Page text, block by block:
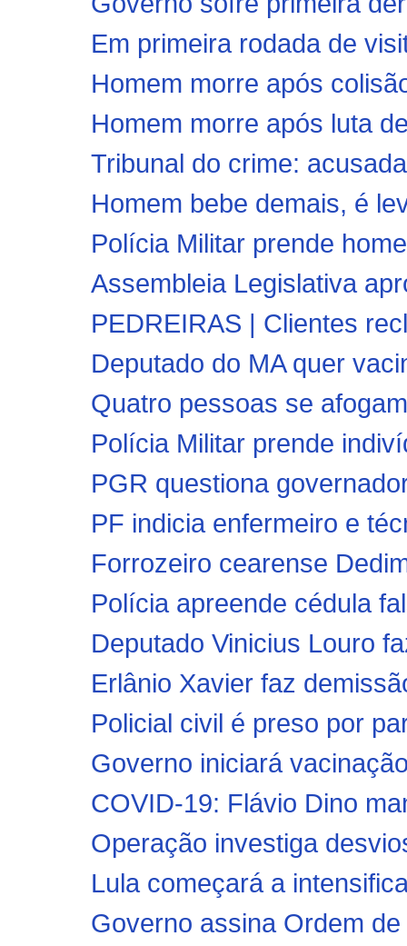
Em primeira rodada de
Homem morre após
Homem morre após luta
Tribunal do crime:
Homem bebe demais, é
Polícia Militar prende
Assembleia Legislativa
PEDREIRAS | Clientes
Deputado do MA quer
Quatro pessoas se
Polícia Militar prende
PGR questiona
PF indicia enfermeiro e
Forrozeiro cearense
Polícia apreende cédula
Deputado Vinicius Louro
Erlânio Xavier faz
Policial civil é preso por
Governo iniciará
COVID-19: Flávio Dino
Operação investiga
Lula começará a
Governo assina Ordem